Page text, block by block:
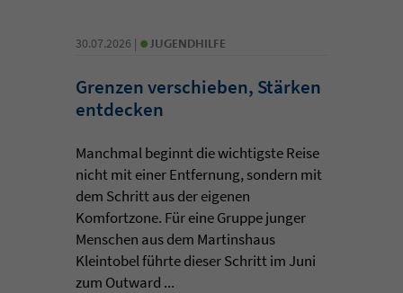
30.07.2026 | • JUGENDHILFE
Grenzen verschieben, Stärken
entdecken
Manchmal beginnt die wichtigste Reise
nicht mit einer Entfernung, sondern mit
dem Schritt aus der eigenen
Komfortzone. Für eine Gruppe junger
Menschen aus dem Martinshaus
Kleintobel führte dieser Schritt im Juni
zum Outward ...